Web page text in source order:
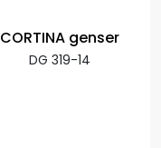
CORTINA genser
DG 319-14